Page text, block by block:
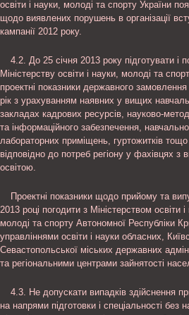
освіти і науки, молоді та спорту України
щодо виявлених порушень в організації
кампанії 2012 року.
4.2. До 25 січня 2013 року підготувати і
Міністерству освіти і науки, молоді та
проектні показники державного
рік з урахуванням наявних у вищих
закладах кадрових ресурсів, науково-
та інформаційного забезпечення,
лабораторних приміщень, гуртожитків тощо
відповідно до потреб регіону у фахівцях з
освітою.
Проектні показники щодо прийому та
2013 році погодити з Міністерством освіти і
молоді та спорту Автономної Республіки
управліннями освіти і науки обласних,
Севастопольської міських державних
та регіональними центрами зайнятості
4.3. Не допускати випадків здійснення
на напрями підготовки і спеціальності без